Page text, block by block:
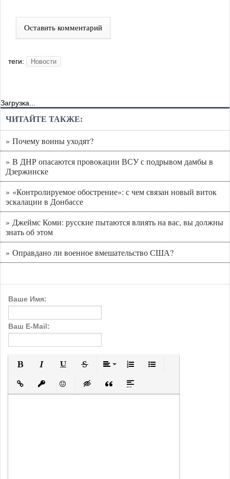
Оставить комментарий
теги: Новости
Загрузка...
ЧИТАЙТЕ ТАКЖЕ:
» Почему воины уходят?
» В ДНР опасаются провокации ВСУ с подрывом дамбы в
Дзержинске
» «Контролируемое обострение»: с чем связан новый виток
эскалации в Донбассе
» Джеймс Коми: русские пытаются влиять на вас, вы должны
знать об этом
» Оправдано ли военное вмешательство США?
Ваше Имя:
Ваш E-Mail:
Вставить ссылку
Вставить защищенную ссылку
Вставить смайлик
Вставка скрытого текста
Вставка цитаты
Вставка спойлера